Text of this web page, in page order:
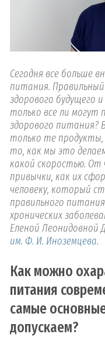
Сегодня все больше
питания.
здорового будущего
только все ли могут
здорового питания?
только те
то, как мы это
какой скоростью.
привычки, как их
человеку, который
правильного
хронических
Еленой
им. Ф. И. Иноземцева.
Как можно
питания
самые
допускаем?